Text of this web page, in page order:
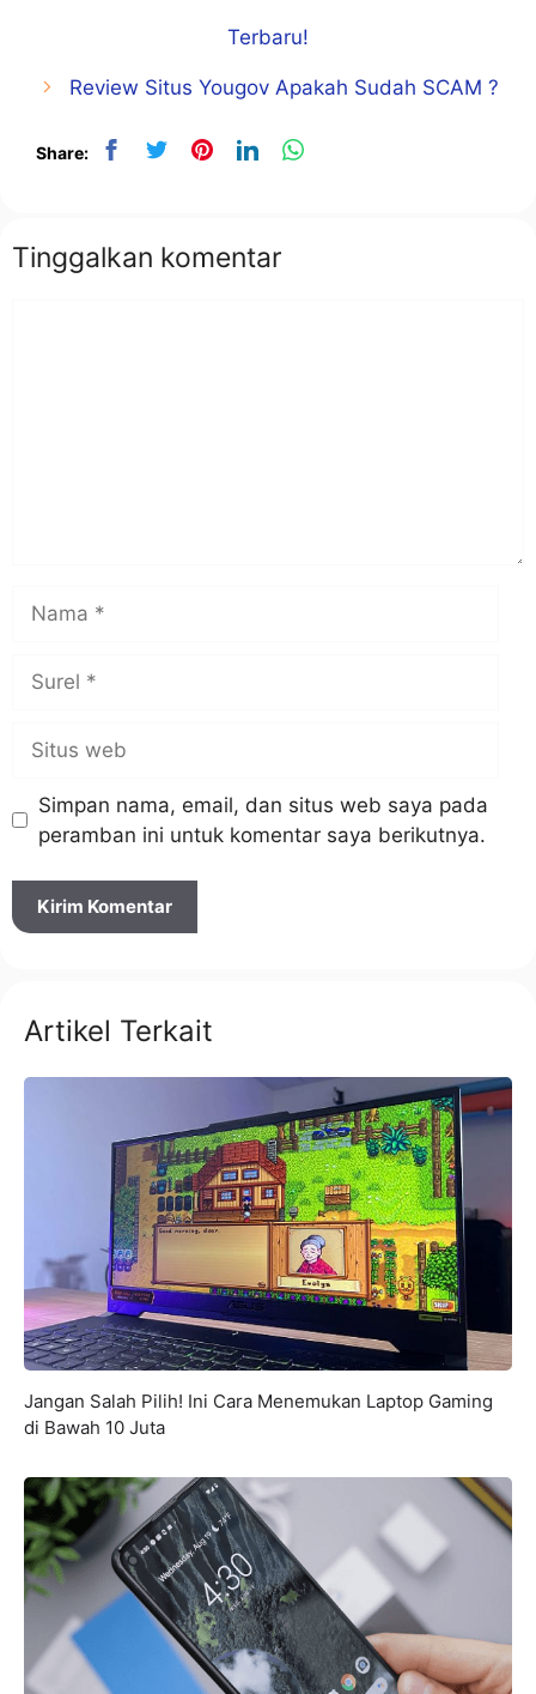
Terbaru!
Review Situs Yougov Apakah Sudah SCAM ?
Share:
Tinggalkan komentar
web
Simpan nama, email, dan situs web saya pada
peramban ini untuk komentar saya berikutnya.
Artikel Terkait
Jangan Salah Pilih! Ini Cara Menemukan Laptop Gaming
di Bawah 10 Juta